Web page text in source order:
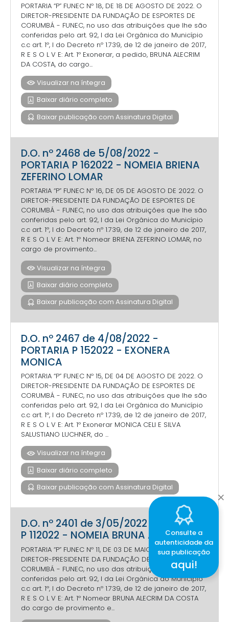
PORTARIA “P” FUNEC Nº 18, DE 18 DE AGOSTO DE 2022. O
DIRETOR-PRESIDENTE DA FUNDAÇÃO DE ESPORTES DE
CORUMBÁ - FUNEC, no uso das atribuições que lhe são
conferidas pelo art. 92, I da Lei Orgânica do Município
c.c art. 1º, I do Decreto nº 1.739, de 12 de janeiro de 2017,
R E S O L V E: Art. 1º Exonerar, a pedido, BRUNA ALECRIM
DA COSTA, do cargo...
Visualizar na íntegra
Baixar diário completo
Baixar publicação com Assinatura Digital
D.O. nº 2468 de 5/08/2022 -
PORTARIA P 162022 - NOMEIA BRIENA
ZEFERINO LOMAR
PORTARIA “P” FUNEC Nº 16, DE 05 DE AGOSTO DE 2022. O
DIRETOR-PRESIDENTE DA FUNDAÇÃO DE ESPORTES DE
CORUMBÁ - FUNEC, no uso das atribuições que lhe são
conferidas pelo art. 92, I da Lei Orgânica do Município
c.c art. 1º, I do Decreto nº 1.739, de 12 de janeiro de 2017,
R E S O L V E: Art. 1º Nomear BRIENA ZEFERINO LOMAR, no
cargo de provimento...
Visualizar na íntegra
Baixar diário completo
Baixar publicação com Assinatura Digital
D.O. nº 2467 de 4/08/2022 -
PORTARIA P 152022 - EXONERA
MONICA
PORTARIA “P” FUNEC Nº 15, DE 04 DE AGOSTO DE 2022. O
DIRETOR-PRESIDENTE DA FUNDAÇÃO DE ESPORTES DE
CORUMBÁ - FUNEC, no uso das atribuições que lhe são
conferidas pelo art. 92, I da Lei Orgânica do Município
c.c art. 1º, I do Decreto nº 1.739, de 12 de janeiro de 2017,
R E S O L V E: Art. 1º Exonerar MONICA CELI E SILVA
SALUSTIANO LUCHNER, do ...
Visualizar na íntegra
Baixar diário completo
Baixar publicação com Assinatura Digital
D.O. nº 2401 de 3/05/2022 - PORTARIA
P 112022 - NOMEIA BRUNA ALECRIM
PORTARIA “P” FUNEC Nº 11, DE 03 DE MAIO DE 2022. O
DIRETOR-PRESIDENTE DA FUNDAÇÃO DE ESPORTES DE
CORUMBÁ - FUNEC, no uso das atribuições que lhe são
conferidas pelo art. 92, I da Lei Orgânica do Município
c.c art. 1º, I do Decreto nº 1.739, de 12 de janeiro de 2017,
R E S O L V E: Art. 1º Nomear BRUNA ALECRIM DA COSTA
do cargo de provimento e...
Consulte a
autenticidade da
sua publicação
aqui!